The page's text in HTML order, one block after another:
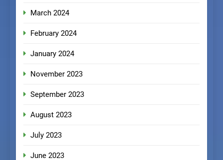
March 2024
February 2024
January 2024
November 2023
September 2023
August 2023
July 2023
June 2023